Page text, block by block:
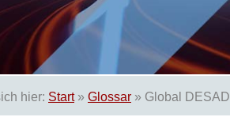
hier: Start» Glossar » Global